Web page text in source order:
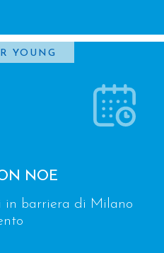
YOUNG
NOE
in barriera di Milano